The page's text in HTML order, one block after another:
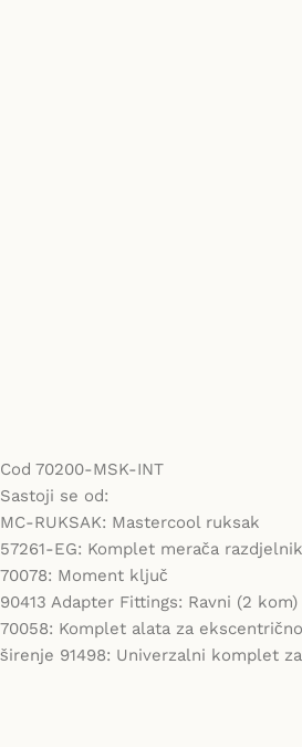
Cod 70200-MSK-INT
Sastoji se od:
MC-RUKSAK: Mastercool ruksak
57261-EG: Komplet merača
70078: Moment ključ
90413 Adapter Fittings: Ravni (2 kom)
70058: Komplet alata za ekscentrično
širenje 91498: Univerzalni komplet